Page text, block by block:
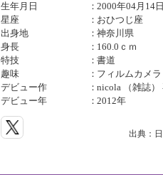
生年月日
：2000年04月14
星座
： おひつじ座
出身地
：神奈川県
身長
： 160.0ｃｍ
特技
：書道
趣味
： フィルムカメ
デビュー作
：nicola （雑誌）
デビュー年
：2012年
出典：